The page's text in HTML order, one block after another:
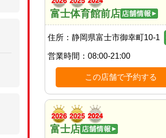
富士体育館前店
住所： 静岡県富士市御幸町10-1
営業時間： 08:00-21:00
この店舗で予約する
富士店